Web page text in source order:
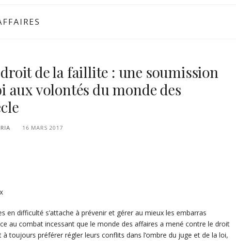
de la faillite : une soumission
aux volontés du monde des
16 MARS 2017
en difficulté s’attache à prévenir et gérer au mieux les embarras
au combat incessant que le monde des affaires a mené contre le droit
toujours préférer régler leurs conflits dans l’ombre du juge et de la loi,